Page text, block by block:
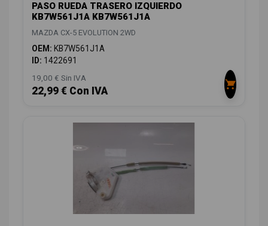
PASO RUEDA TRASERO IZQUIERDO
KB7W561J1A KB7W561J1A
MAZDA CX-5 EVOLUTION 2WD
OEM: KB7W561J1A
ID: 1422691
19,00 € Sin IVA
22,99 € Con IVA